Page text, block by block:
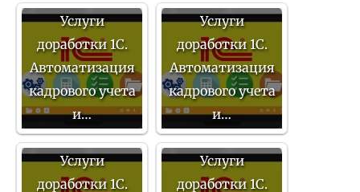
Услуги
доработки 1С.
Автоматизация
кадрового учета
и…
Услуги
доработки 1С.
Автоматизация
кадрового учета
и…
Услуги
доработки 1С.
Услуги
доработки 1С.